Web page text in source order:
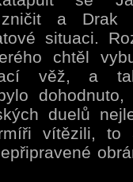
zničit a Drak
situaci.
chtěl
věž, a
duelů
vítězili, to